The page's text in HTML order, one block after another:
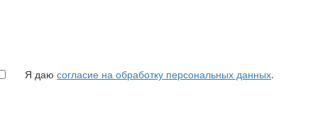
Я даю согласие на обработку персональных данных.